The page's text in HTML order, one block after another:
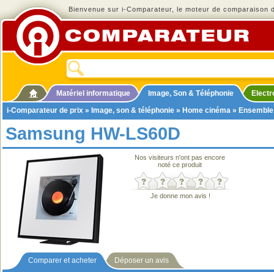
Bienvenue sur i-Comparateur, le moteur de comparaison
Matériel informatique Image, Son & Téléphonie
i-Comparateur de prix » Image, son & téléphonie » Home cinéma »
Samsung HW-LS60D
Nos visiteurs n'ont pas encore
noté ce produit
Je donne mon avis !
Comparer et acheter Déposer un avis